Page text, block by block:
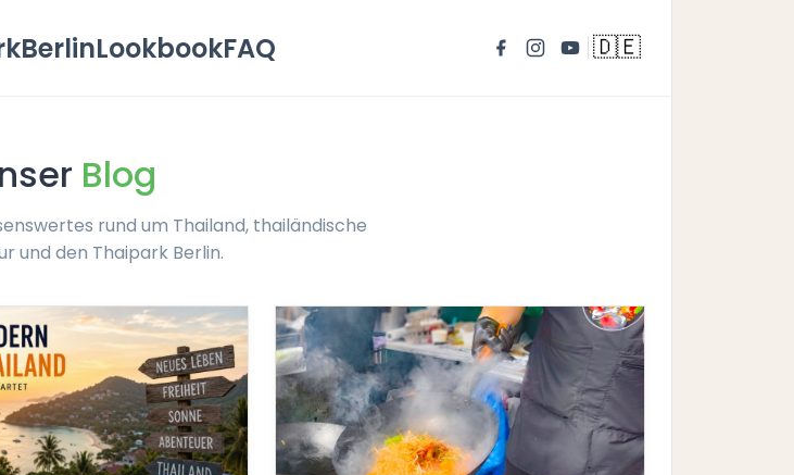
BerlinLookbookFAQ 🇩🇪
Blog
rund um Thailand, thailändische
und den Thaipark Berlin.